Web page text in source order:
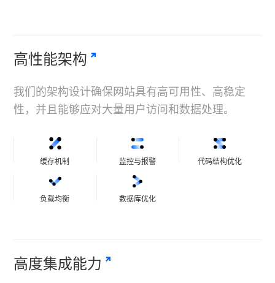
高性能架构
我们的架构设计确保网站具有高可用性、高稳定
性，并且能够应对大量用户访问和数据处理。
缓存机制 监控与报警 代码结构优化
负载均衡 数据库优化
高度集成能力